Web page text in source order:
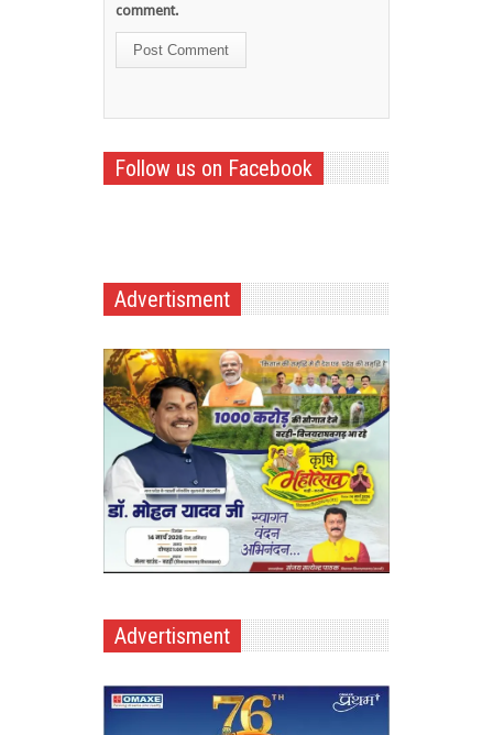
comment.
Follow us on Facebook
Advertisment
Advertisment